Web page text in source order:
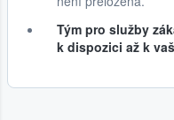
Tým pro služby
k dispozici až k